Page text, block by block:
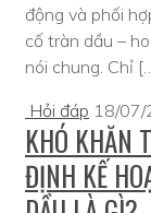
động và phối
cố tràn dầu –
nói chung. Chỉ
Hỏi đáp 18/
KHÓ KHĂN
ĐỊNH KẾ